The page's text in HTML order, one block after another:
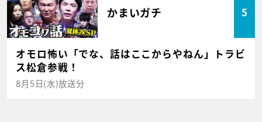
かまいガチ 5
オモロ怖い「でな、話はここからやねん」トラビ
ス松倉参戦！
8月5日(水)放送分